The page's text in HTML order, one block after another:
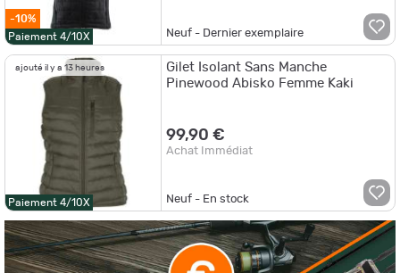
-10%
Paiement 4/10X
Neuf - Dernier exemplaire
ajouté il y a 13 heures
Paiement 4/10X
Gilet Isolant Sans Manche
Pinewood Abisko Femme Kaki
99,90 €
Achat Immédiat
Neuf - En stock